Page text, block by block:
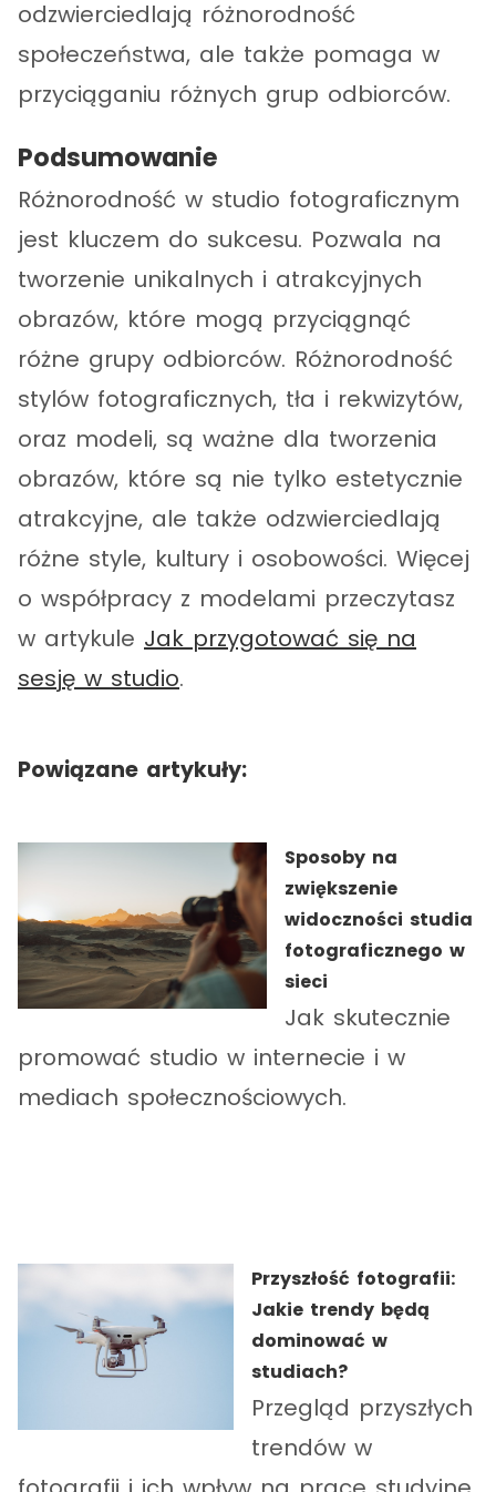
odzwierciedlają różnorodność
społeczeństwa, ale także pomaga w
przyciąganiu różnych grup odbiorców.
Podsumowanie
Różnorodność w studio fotograficznym
jest kluczem do sukcesu. Pozwala na
tworzenie unikalnych i atrakcyjnych
obrazów, które mogą przyciągnąć
różne grupy odbiorców. Różnorodność
stylów fotograficznych, tła i rekwizytów,
oraz modeli, są ważne dla tworzenia
obrazów, które są nie tylko estetycznie
atrakcyjne, ale także odzwierciedlają
różne style, kultury i osobowości. Więcej
o współpracy z modelami przeczytasz
w artykule Jak przygotować się na
sesję w studio.
Powiązane artykuły:
Sposoby na
zwiększenie
widoczności studia
fotograficznego w
sieci
Jak skutecznie
promować studio w internecie i w
mediach społecznościowych.
Przyszłość fotografii:
Jakie trendy będą
dominować w
studiach?
Przegląd przyszłych
trendów w